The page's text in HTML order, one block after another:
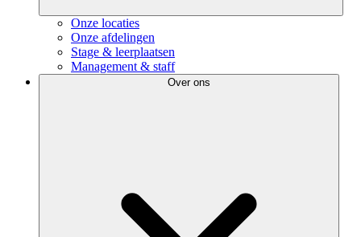
Onze locaties
Onze afdelingen
Stage & leerplaatsen
Management & staff
Over ons